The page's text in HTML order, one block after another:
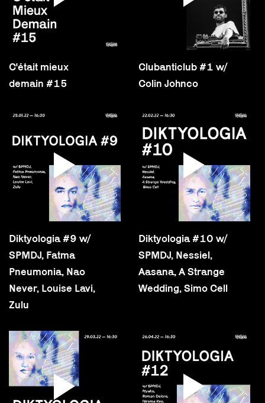
C'était mieux
demain #15
Clubanticlub #1 w/
Colin Johnco
Diktyologia #9 w/
SPMDJ, Fatma
Pneumonia, Nao
Never, Louise Lavi,
Zulu
Diktyologia #10 w/
SPMDJ, Nessiel,
Aasana, A Strange
Wedding, Simo Cell